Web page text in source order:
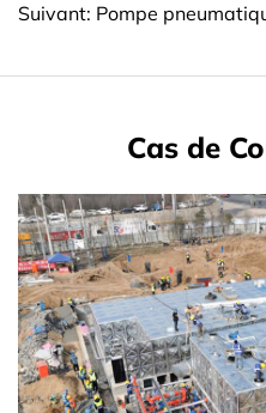
Suivant: Pompe
Cas de